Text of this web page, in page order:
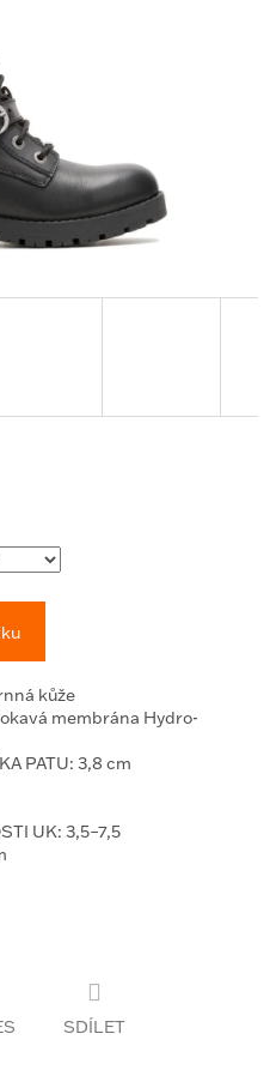
kůže
membrána Hydro-
PATU: 3,8 cm
UK: 3,5–7,5
SDÍLET